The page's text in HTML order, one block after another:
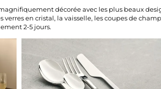
décorée avec les plus beaux
en cristal, la vaisselle, les coupes de
2-5 jours.